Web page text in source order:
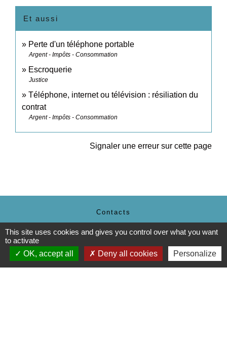
Et aussi
Perte d'un téléphone portable
Argent - Impôts - Consommation
Escroquerie
Justice
Téléphone, internet ou télévision : résiliation du
contrat
Argent - Impôts - Consommation
Signaler une erreur sur cette page
Contacts
Place de la Mairie
31700 Daux - FRANCE
+33 5 61 85 40 25
Contact par formulaire
This site uses cookies and gives you control over what you want
to activate
OK, accept all
Deny all cookies Personalize